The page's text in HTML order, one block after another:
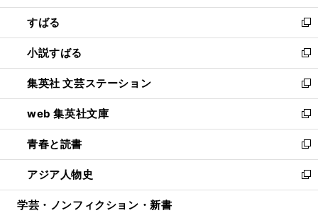
開
く
ウ
で
開
く
ン
ド
ウ
で
開
く
すばる
新
し
い
ウ
ィ
ン
ド
ウ
で
開
く
小説すばる
新
し
い
ウ
ィ
ン
ド
ウ
で
開
集英社 文芸ステーション
新
し
い
ウ
ィ
ン
ド
ウ
web 集英社文庫
新
し
い
ウ
ィ
ン
青春と読書
新
し
い
ウ
アジア人物史
新
し
学芸・ノンフィクション・新書